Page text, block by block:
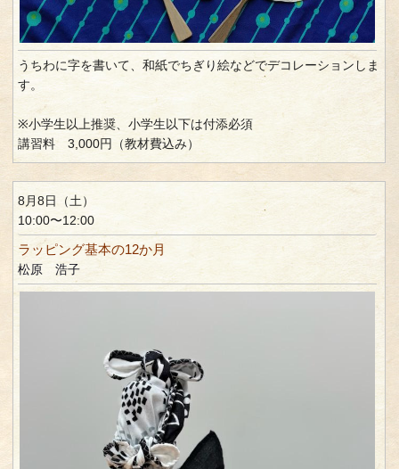
うちわに字を書いて、和紙でちぎり絵などでデコレーションしま
す。
※小学生以上推奨、小学生以下は付添必須
講習料 3,000円（教材費込み）
8月8日（土）
10:00〜12:00
ラッピング基本の12か月
松原 浩子